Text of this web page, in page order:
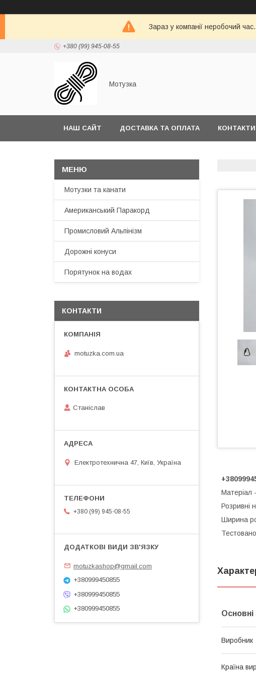
Зараз у компанії неробочий
+380 (99) 945-08-55
Мотузка
НАШ САЙТ ДОСТАВКА ТА ОПЛАТА КОНТАКТИ
Матеріал
Розривні
Ширина
Виробник
Країна
Мотузки та канати
Американський Паракорд
Промисловий Альпінізм
Дорожні конуси
Порятунок на водах
КОНТАКТИ
motuzka.com.ua
Станіслав
Електротехнична 47, Київ, Україна
+380 (99) 945-08-55
motuzkashop@gmail.com
+380999450855
+380999450855
+380999450855